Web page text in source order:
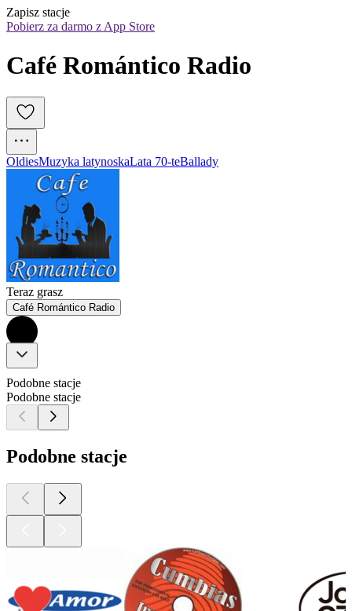
Zapisz stacje
Pobierz za darmo z App Store
Café Romántico Radio
OldiesMuzyka latynoskaLata 70-teBallady
Teraz grasz
Café Romántico Radio
Podobne stacje
Podobne stacje
Podobne stacje